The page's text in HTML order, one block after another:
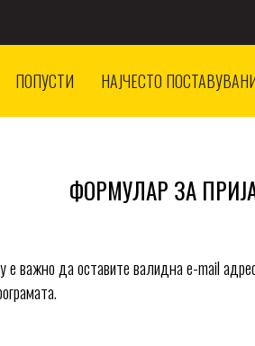
ПОПУСТИ НАЈЧЕСТО
ФОРМУЛАР ЗА
да оставите валидна e-mail